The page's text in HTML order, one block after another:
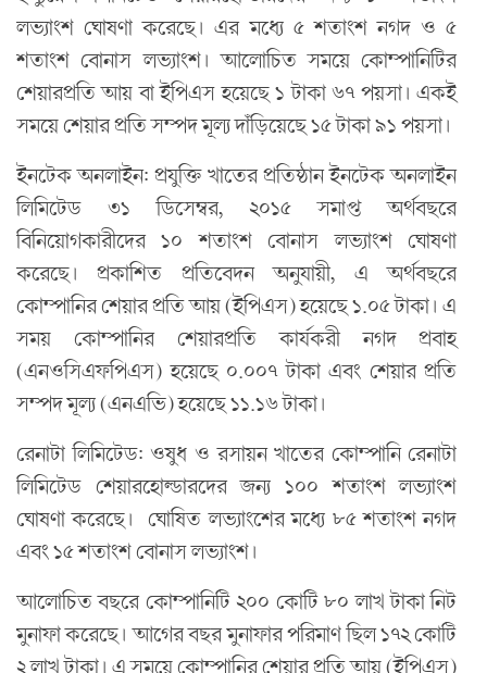
লভ্যাংশ ঘোষণা করেছে। এর মধ্যে ৫ শতাংশ নগদ ও ৫
শতাংশ বোনাস লভ্যাংশ। আলোচিত সময়ে কোম্পানিটির
শেয়ারপ্রতি আয় বা ইপিএস হয়েছে ১ টাকা ৬৭ পয়সা। একই
সময়ে শেয়ার প্রতি সম্পদ মূল্য দাঁড়িয়েছে ১৫ টাকা ৯১ পয়সা।
ইনটেক অনলাইন: প্রযুক্তি খাতের প্রতিষ্ঠান ইনটেক অনলাইন
লিমিটেড ৩১ ডিসেম্বর, ২০১৫ সমাপ্ত অর্থবছরে
বিনিয়োগকারীদের ১০ শতাংশ বোনাস লভ্যাংশ ঘোষণা
করেছে। প্রকাশিত প্রতিবেদন অনুযায়ী, এ অর্থবছরে
কোম্পানির শেয়ার প্রতি আয় (ইপিএস) হয়েছে ১.০৫ টাকা। এ
সময় কোম্পানির শেয়ারপ্রতি কার্যকরী নগদ প্রবাহ
(এনওসিএফপিএস) হয়েছে ০.০০৭ টাকা এবং শেয়ার প্রতি
সম্পদ মূল্য (এনএভি) হয়েছে ১১.১৬ টাকা।
রেনাটা লিমিটেড: ওষুধ ও রসায়ন খাতের কোম্পানি রেনাটা
লিমিটেড শেয়ারহোল্ডারদের জন্য ১০০ শতাংশ লভ্যাংশ
ঘোষণা করেছে। ঘোষিত লভ্যাংশের মধ্যে ৮৫ শতাংশ নগদ
এবং ১৫ শতাংশ বোনাস লভ্যাংশ।
আলোচিত বছরে কোম্পানিটি ২০০ কোটি ৮০ লাখ টাকা নিট
মুনাফা করেছে। আগের বছর মুনাফার পরিমাণ ছিল ১৭২ কোটি
২ লাখ টাকা। এ সময়ে কোম্পানির শেয়ার প্রতি আয় (ইপিএস)